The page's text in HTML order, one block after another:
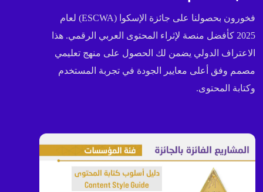
فخورون بحصولنا على جائزة الإسكوا (ESCWA) لعام
2025 كأفضل منصة لإثراء المحتوى العربي الرقمي. هذا
الاعتراف الدولي يضمن لك الحصول على منهج تعليمي
مصمم وفق أعلى معايير الجودة في تجربة المستخدم
وكتابة المحتوى.